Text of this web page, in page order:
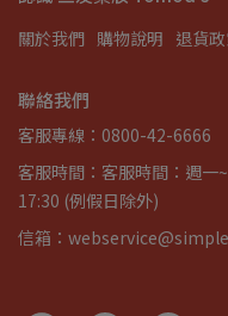
關於我們 購物說明 退貨
聯絡我們
客服專線：0800-42-6666
客服時間：客服時間：週一
17:30 (例假日除外)
信箱：